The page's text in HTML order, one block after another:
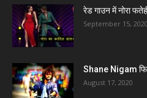
रेड गाउन में नोरा
September 15, 2020
Shane Nigam
August 17, 2020